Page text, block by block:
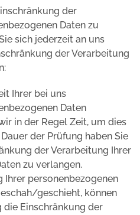
der
Daten zu
sich jederzeit an uns
der Verarbeitung
Ihrer bei uns
Daten
in der Regel Zeit, um dies
der Prüfung haben Sie
der Verarbeitung Ihrer
zu verlangen.
Ihrer personenbezogenen
geschieht, können
Einschränkung der